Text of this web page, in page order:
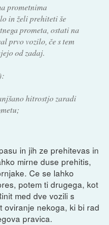
prometnima
in želi prehiteti še
prometa, ostati na
prvo vozilo, če s tem
od zadaj.
hitrostjo zaradi
in jih ze prehitevas in
mirne duse prehitis,
Ce se lahko
potem ti drugega, kot
med dve vozili s
oviranje nekoga, ki bi rad
pravica.